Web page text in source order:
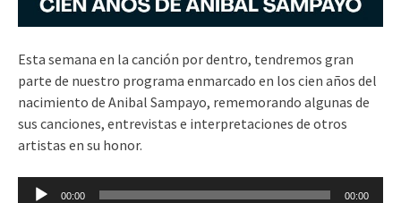
Esta semana en la canción por dentro, tendremos gran
parte de nuestro programa enmarcado en los cien años del
nacimiento de Anibal Sampayo, rememorando algunas de
sus canciones, entrevistas e interpretaciones de otros
artistas en su honor.
Reproductor
00:00 00:00